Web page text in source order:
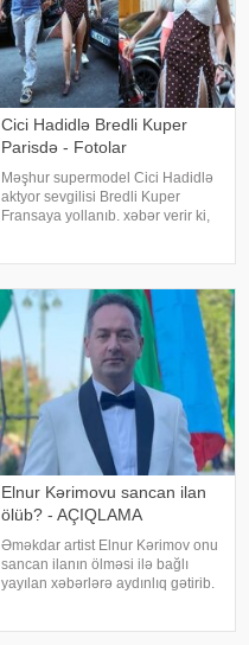
Cici Hadidlə Bredli Kuper
Parisdə - Fotolar
Məşhur supermodel Cici Hadidlə
aktyor sevgilisi Bredli Kuper
Fransaya yollanıb. xəbər verir ki,
Malikdən ayrıldıqdan sonra Cicini
Elnur Kərimovu sancan ilan
ölüb? - AÇIQLAMA
Əməkdar artist Elnur Kərimov onu
sancan ilanın ölməsi ilə bağlı
yayılan xəbərlərə aydınlıq gətirib.